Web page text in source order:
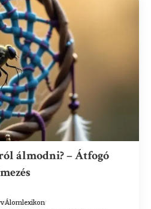
álmodni? – Átfogó
Álomlexikon